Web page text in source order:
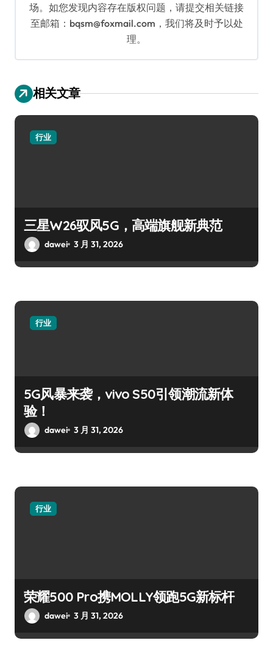
场。如您发现内容存在版权问题，请提交相关链接
至邮箱：bqsm@foxmail.com，我们将及时予以处
理。
相关文章
行业
三星W26驭风5G，高端旗舰新典范
dawei 3 月 31, 2026
行业
5G风暴来袭，vivo S50引领潮流新体
验！
dawei 3 月 31, 2026
行业
荣耀500 Pro携MOLLY领跑5G新标杆
dawei 3 月 31, 2026